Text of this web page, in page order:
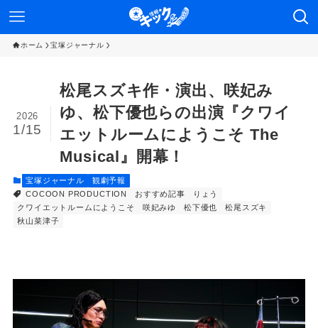
ホーム 宝塚ジャーナル
松尾スズキ作・演出、咲妃み
ゆ、松下優也らの出演『クワイ
エットルームにようこそ The
Musical』開幕！
2026
1/15
宝塚ジャーナル
観劇予報
COCOON PRODUCTION
おすすめ記事
りょう
クワイエットルームにようこそ
咲妃みゆ 松下優也
松尾スズキ
秋山菜津子